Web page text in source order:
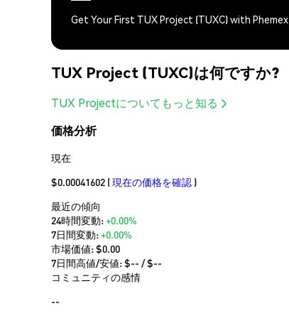
Get Your First TUX Project (TUXC) with Phemex
TUX Project (TUXC)は何ですか?
TUX Projectについてもっと知る
価格分析
現在
$0.00041602 (現在の価格を確認 )
最近の傾向
24時間変動:+0.00%
7日間変動:+0.00%
市場価値:$0.00
7日間高値/安値: $-- / $--
コミュニティの感情
--